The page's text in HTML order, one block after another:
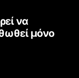
να
μόνο